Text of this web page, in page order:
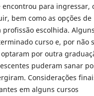
para ingressar,
bem como as opções de
escolhida.
curso e, por não
por outra
puderam sanar
Considerações
em alguns cursos